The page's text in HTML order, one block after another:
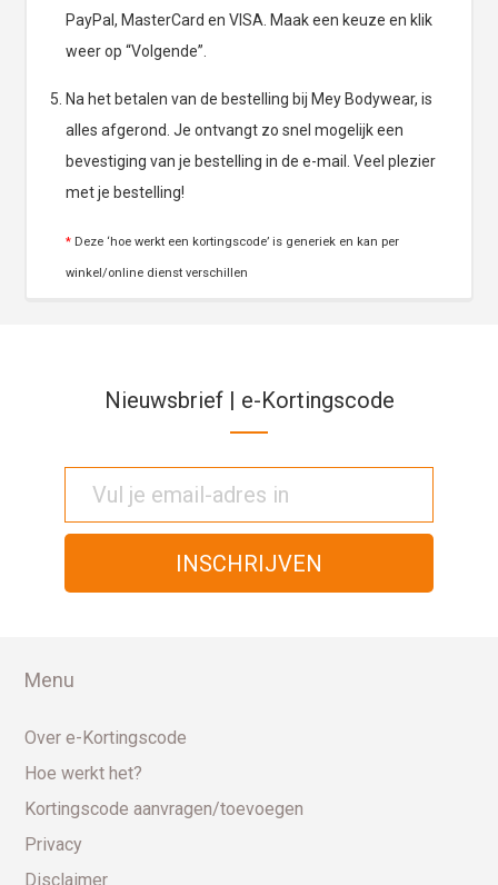
PayPal, MasterCard en VISA. Maak een keuze en klik
weer op “Volgende”.
Na het betalen van de bestelling bij Mey Bodywear, is
alles afgerond. Je ontvangt zo snel mogelijk een
bevestiging van je bestelling in de e-mail. Veel plezier
met je bestelling!
* Deze ‘hoe werkt een kortingscode’ is generiek en kan per
winkel/online dienst verschillen
Nieuwsbrief | e-Kortingscode
Menu
Over e-Kortingscode
Hoe werkt het?
Kortingscode aanvragen/toevoegen
Privacy
Disclaimer